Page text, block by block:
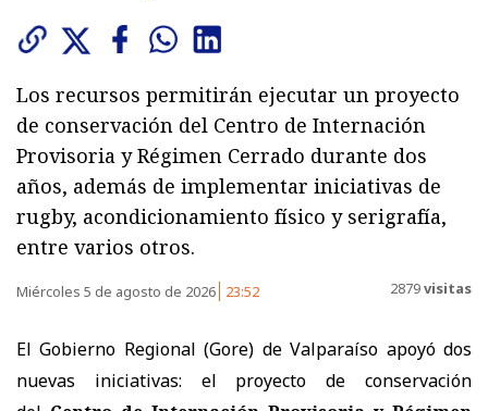
Los recursos permitirán ejecutar un proyecto
de conservación del Centro de Internación
Provisoria y Régimen Cerrado durante dos
años, además de implementar iniciativas de
rugby, acondicionamiento físico y serigrafía,
entre varios otros.
Miércoles 5 de agosto de 2026 23:52 2879visitas
El Gobierno Regional (Gore) de Valparaíso apoyó dos
nuevas iniciativas: el proyecto de conservación